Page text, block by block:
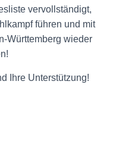
vervollständigt,
führen und mit
Württemberg wieder
Ihre Unterstützung!